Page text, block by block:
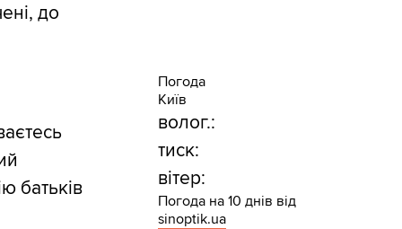
до
батьків
Погода
Київ
волог.:
тиск:
вітер:
Погода на 10 днів від
sinoptik.ua